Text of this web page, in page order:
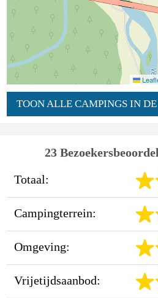
TOON ALLE CAMPINGS IN
23
Totaal:
Campingterrein:
Omgeving:
Vrijetijdsaanbod: